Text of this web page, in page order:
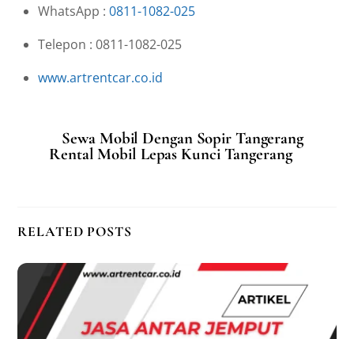
WhatsApp : 0811-1082-025
Telepon : 0811-1082-025
www.artrentcar.co.id
Sewa Mobil Dengan Sopir Tangerang
Rental Mobil Lepas Kunci Tangerang
RELATED POSTS